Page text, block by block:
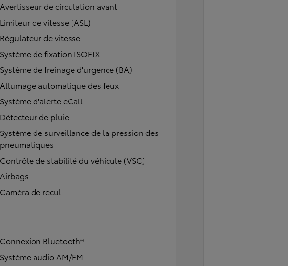
Avertisseur de circulation avant
Limiteur de vitesse (ASL)
Régulateur de vitesse
Système de fixation ISOFIX
Système de freinage d'urgence (BA)
Allumage automatique des feux
Système d'alerte eCall
Détecteur de pluie
Système de surveillance de la pression des
pneumatiques
Contrôle de stabilité du véhicule (VSC)
Airbags
Caméra de recul
Connexion Bluetooth®
Système audio AM/FM